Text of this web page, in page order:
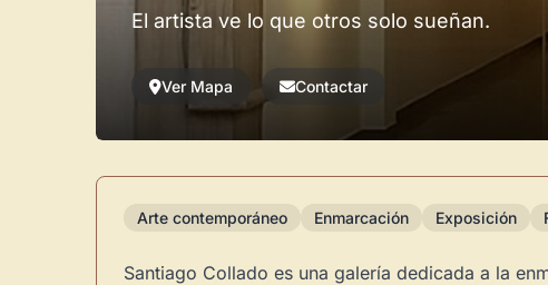
El artista ve lo que otros solo sueñan.
Ver Mapa Contactar
Arte contemporáneo Enmarcación Exposición
Santiago Collado es una galería dedicada a la